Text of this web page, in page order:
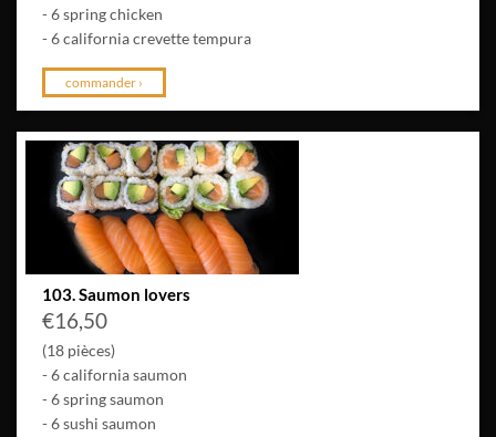
- 6 spring chicken
- 6 california crevette tempura
commander ›
103. Saumon lovers
€16,50
(18 pièces)
- 6 california saumon
- 6 spring saumon
- 6 sushi saumon